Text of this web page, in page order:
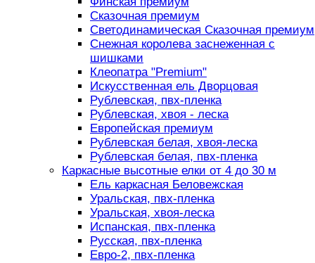
Сказочная премиум
Светодинамическая Сказочная премиум
Снежная королева заснеженная с
шишками
Клеопатра "Premium"
Искусственная ель Дворцовая
Рублевская, пвх-пленка
Рублевская, хвоя - леска
Европейская премиум
Рублевская белая, хвоя-леска
Рублевская белая, пвх-пленка
Каркасные высотные елки от 4 до 30 м
Ель каркасная Беловежская
Уральская, пвх-пленка
Уральская, хвоя-леска
Испанская, пвх-пленка
Русская, пвх-пленка
Евро-2, пвх-пленка